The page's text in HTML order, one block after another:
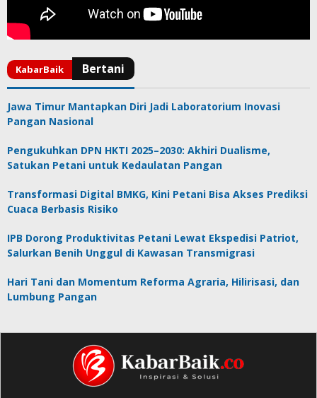
Jawa Timur Mantapkan Diri Jadi Laboratorium Inovasi
Pangan Nasional
Pengukuhkan DPN HKTI 2025–2030: Akhiri Dualisme,
Satukan Petani untuk Kedaulatan Pangan
Transformasi Digital BMKG, Kini Petani Bisa Akses Prediksi
Cuaca Berbasis Risiko
IPB Dorong Produktivitas Petani Lewat Ekspedisi Patriot,
Salurkan Benih Unggul di Kawasan Transmigrasi
Hari Tani dan Momentum Reforma Agraria, Hilirisasi, dan
Lumbung Pangan